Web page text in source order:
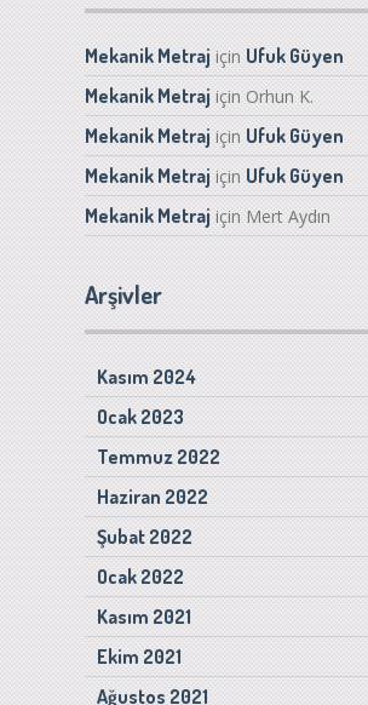
Mekanik Metraj için Ufuk Güyen
Mekanik Metraj için Orhun K.
Mekanik Metraj için Ufuk Güyen
Mekanik Metraj için Ufuk Güyen
Mekanik Metraj için Mert Aydın
Arşivler
Kasım 2024
Ocak 2023
Temmuz 2022
Haziran 2022
Şubat 2022
Ocak 2022
Kasım 2021
Ekim 2021
Ağustos 2021